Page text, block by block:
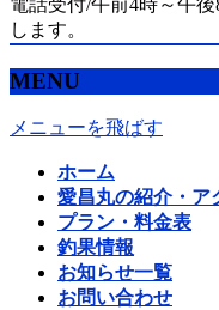
電話受付/午前4時～午
します。
MENU
メニューを飛ばす
ホーム
愛昌丸の紹介・ア
プラン・料金表
釣果情報
お知らせ一覧
お問い合わせ